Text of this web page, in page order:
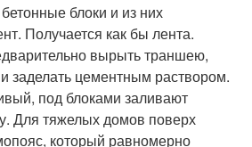
блоки и из них
Получается как бы лента.
вырыть траншею,
заделать цементным раствором.
под блоками заливают
Для тяжелых домов поверх
который равномерно